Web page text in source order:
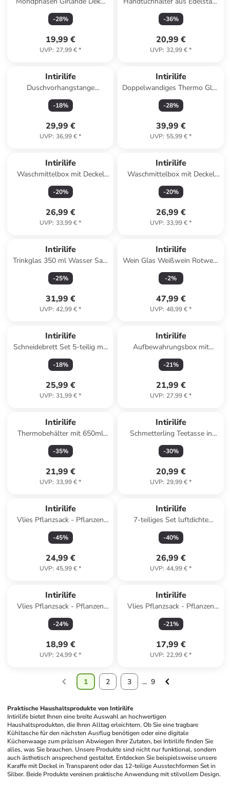
Kette aus Metall 114 x 28 cm
in Gold
-28%
19,99 €
UVP: 27,99 €*
zum Kleben und Bohren
40x10x6 cm in Silber
-36%
20,99 €
UVP: 32,99 €*
Intirilife
Duschvorhangstange
Teleskopstange Ausziehbar
Edelstahl in 150 - 283 cm in
-18%
29,99 €
UVP: 36,99 €*
Intirilife
Doppelwandiges Thermo Glas
Isoliert Teeglas Kaffeeglas in
6x 190 ml Transparent
-28%
39,99 €
UVP: 55,99 €*
Intirilife
Waschmittelbox mit Deckel
und Dosierlöffel 1. 8Liter in
Weiß Rosa
-20%
26,99 €
UVP: 33,99 €*
Intirilife
Waschmittelbox mit Deckel
und Dosierlöffel 1. 8Liter in
Rosa Weiß
-20%
26,99 €
UVP: 33,99 €*
Intirilife
Trinkglas 350 ml Wasser Saft
Gläser in 4x 350 ml
Transparent
-25%
31,99 €
UVP: 42,99 €*
Intirilife
Wein Glas Weißwein Rotwein
440ml in 6x 440ml
Regenbogen Schimmer
-2%
47,99 €
UVP: 48,99 €*
Intirilife
Schneidebrett Set 5-teilig mit
4 Brettern und Halterung
Küchenbrett in Grau
-18%
25,99 €
UVP: 31,99 €*
Intirilife
Aufbewahrungsbox mit
Deckel Kinder kompatibel mit
Kallax Regalen in Dinosaurier
-21%
21,99 €
UVP: 27,99 €*
Intirilife
Thermobehälter mit 650ml
Kapazität in Silber
-35%
21,99 €
UVP: 33,99 €*
Intirilife
Schmetterling Teetasse in
Gold - Rot - Lila
-30%
20,99 €
UVP: 29,99 €*
Intirilife
Vlies Pflanzsack - Pflanzen
Übertopf in 10x Schwarz -
11L - 25x22cm
-45%
24,99 €
UVP: 45,99 €*
Intirilife
7-teiliges Set luftdichte
Lebensmittelbehälter in
Schwarz
-40%
26,99 €
UVP: 44,99 €*
Intirilife
Vlies Pflanzsack - Pflanzen
Übertopf in 2x Schwarz - 11L
- 25x22cm
-24%
18,99 €
UVP: 24,99 €*
Intirilife
Vlies Pflanzsack - Pflanzen
Übertopf in 2x Schwarz - 26L
- 35x30cm
-21%
17,99 €
UVP: 22,99 €*
1 2 3 ... 9
Praktische Haushaltsprodukte von Intirilife
Intirilife bietet Ihnen eine breite Auswahl an hochwertigen
Haushaltsprodukten, die Ihren Alltag erleichtern. Ob Sie eine tragbare
Kühltasche für den nächsten Ausflug benötigen oder eine digitale
Küchenwaage zum präzisen Abwiegen Ihrer Zutaten, bei Intirilife finden Sie
alles, was Sie brauchen. Unsere Produkte sind nicht nur funktional, sondern
auch ästhetisch ansprechend gestaltet. Entdecken Sie beispielsweise unsere
Karaffe mit Deckel in Transparent oder das 12-teilige Ausstechformen Set in
Silber. Beide Produkte vereinen praktische Anwendung mit stilvollem Design.